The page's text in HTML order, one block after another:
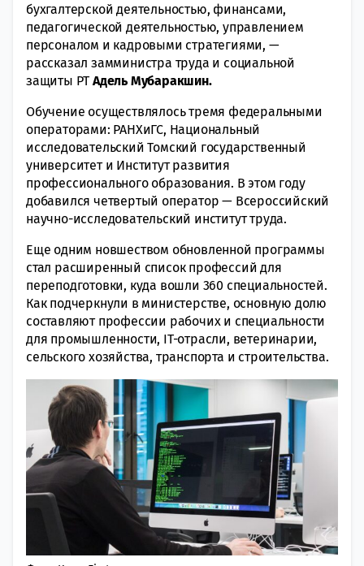
бухгалтерской деятельностью, финансами,
педагогической деятельностью, управлением
персоналом и кадровыми стратегиями, —
рассказал замминистра труда и социальной
защиты РТАдель Мубаракшин.
Обучение осуществлялось тремя федеральными
операторами: РАНХиГС, Национальный
исследовательский Томский государственный
университет и Институт развития
профессионального образования. В этом году
добавился четвертый оператор — Всероссийский
научно-исследовательский институт труда.
Еще одним новшеством обновленной программы
стал расширенный список профессий для
переподготовки, куда вошли 360 специальностей.
Как подчеркнули в министерстве, основную долю
составляют профессии рабочих и специальности
для промышленности, IТ-отрасли, ветеринарии,
сельского хозяйства, транспорта и строительства.